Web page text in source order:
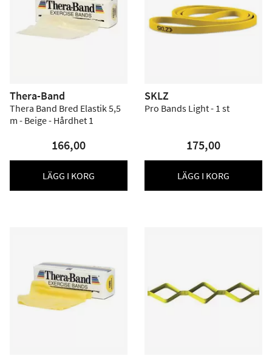
Thera-Band
Thera Band Bred Elastik 5,5
m - Beige - Hårdhet 1
166,00
LÄGG I KORG
SKLZ
Pro Bands Light - 1 st
175,00
LÄGG I KORG